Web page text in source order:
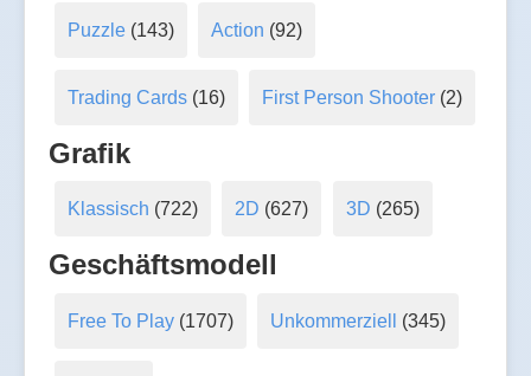
Puzzle(143) Action (92)
Trading Cards(16) First Person Shooter (2)
Grafik
Klassisch (722) 2D (627) 3D (265)
Geschäftsmodell
Free To Play(1707) Unkommerziell (345)